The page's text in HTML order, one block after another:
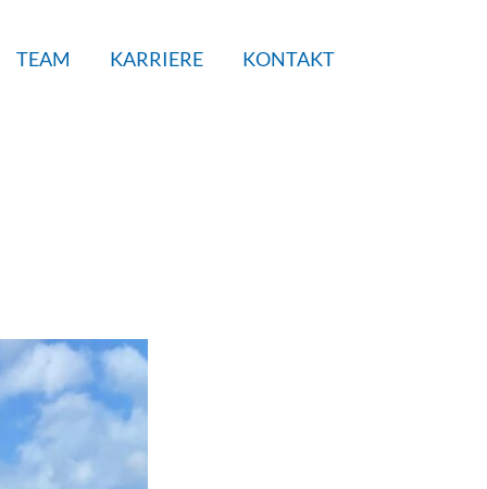
TEAM KARRIERE KONTAKT